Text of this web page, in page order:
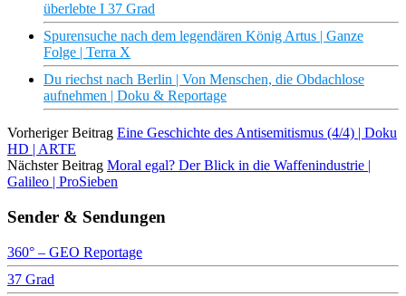
überlebte I 37 Grad
Spurensuche nach dem legendären König Artus | Ganze
Folge | Terra X
Du riechst nach Berlin | Von Menschen, die Obdachlose
aufnehmen | Doku & Reportage
Vorheriger Beitrag Eine Geschichte des Antisemitismus (4/4) | Doku
HD | ARTE
Nächster Beitrag Moral egal? Der Blick in die Waffenindustrie |
Galileo | ProSieben
Sender & Sendungen
360° – GEO Reportage
37 Grad